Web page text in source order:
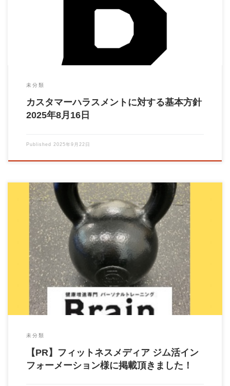
未分類
カスタマーハラスメントに対する基本方針
2025年8月16日
Published 2025年9月22日
◼︎フィットネスメディア ジム活インフォーメーション にて「東
京都郊外のおすすめパーソ […]
未分類
【PR】フィットネスメディア ジム活イン
フォーメーション様に掲載頂きました！